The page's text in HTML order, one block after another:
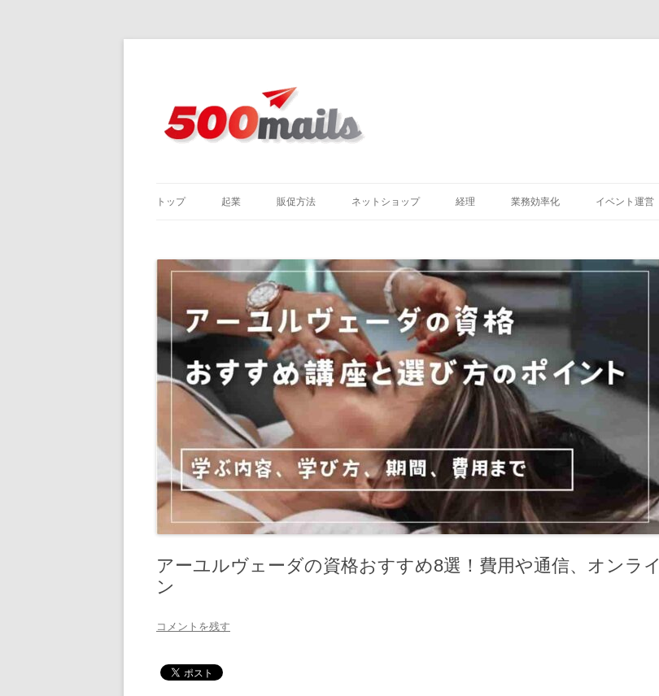
ン
ス
キ
ッ
プ
トップ 起業 販促方法 ネットショップ 経理 業務効率化 イベント運営
アーユルヴェーダの資格おすすめ8選！費用や通信、オンライ
ン
コメントを残す